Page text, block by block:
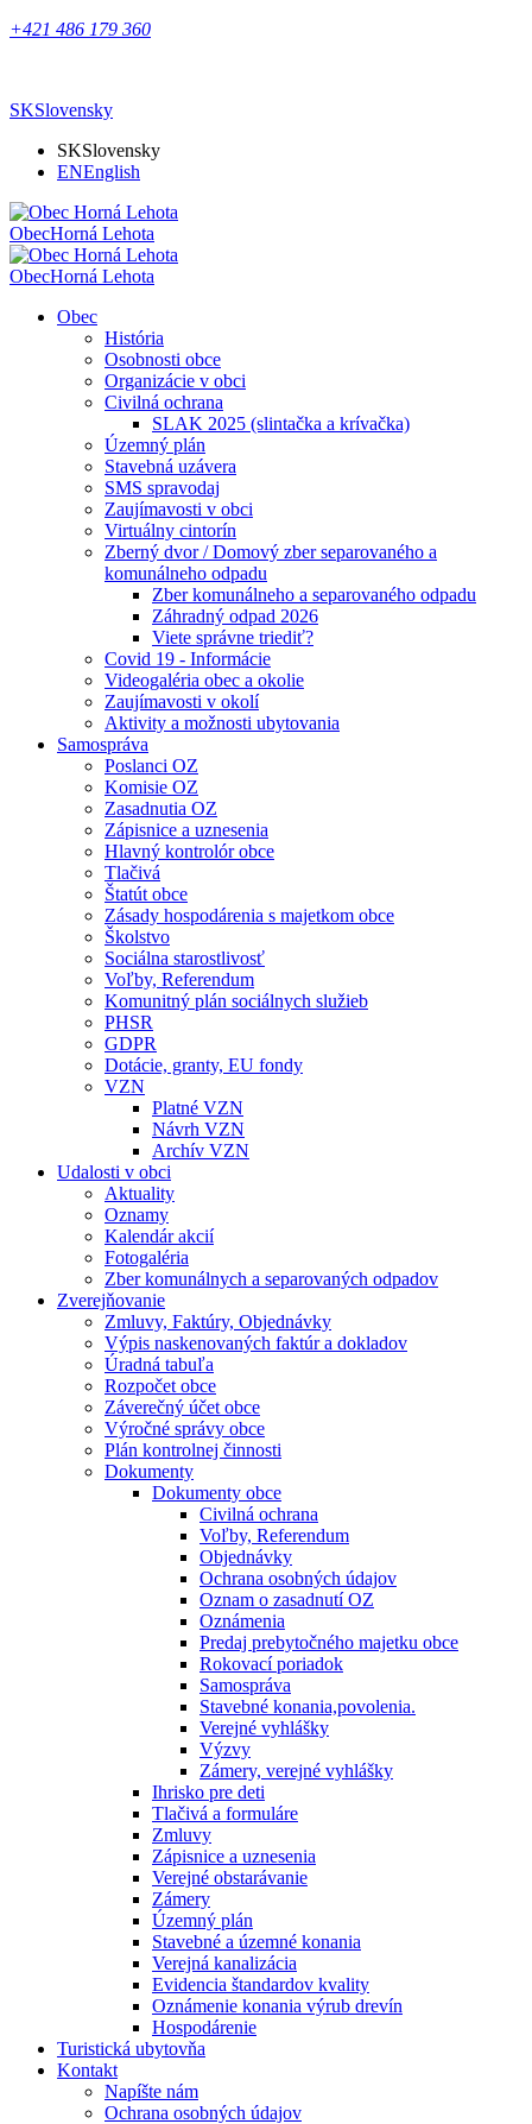
+421 486 179 360
SKSlovensky
SKSlovensky
ENEnglish
ObecHorná Lehota
ObecHorná Lehota
Obec
História
Osobnosti obce
Organizácie v obci
Civilná ochrana
SLAK 2025 (slintačka a krívačka)
Územný plán
Stavebná uzávera
SMS spravodaj
Zaujímavosti v obci
Virtuálny cintorín
Zberný dvor / Domový zber separovaného a
komunálneho odpadu
Zber komunálneho a separovaného odpadu
Záhradný odpad 2026
Viete správne triediť?
Covid 19 - Informácie
Videogaléria obec a okolie
Zaujímavosti v okolí
Aktivity a možnosti ubytovania
Samospráva
Poslanci OZ
Komisie OZ
Zasadnutia OZ
Zápisnice a uznesenia
Hlavný kontrolór obce
Tlačivá
Štatút obce
Zásady hospodárenia s majetkom obce
Školstvo
Sociálna starostlivosť
Voľby, Referendum
Komunitný plán sociálnych služieb
PHSR
GDPR
Dotácie, granty, EU fondy
VZN
Platné VZN
Návrh VZN
Archív VZN
Udalosti v obci
Aktuality
Oznamy
Kalendár akcií
Fotogaléria
Zber komunálnych a separovaných odpadov
Zverejňovanie
Zmluvy, Faktúry, Objednávky
Výpis naskenovaných faktúr a dokladov
Úradná tabuľa
Rozpočet obce
Záverečný účet obce
Výročné správy obce
Plán kontrolnej činnosti
Dokumenty
Dokumenty obce
Civilná ochrana
Voľby, Referendum
Objednávky
Ochrana osobných údajov
Oznam o zasadnutí OZ
Oznámenia
Predaj prebytočného majetku obce
Rokovací poriadok
Samospráva
Stavebné konania,povolenia.
Verejné vyhlášky
Výzvy
Zámery, verejné vyhlášky
Ihrisko pre deti
Tlačivá a formuláre
Zmluvy
Zápisnice a uznesenia
Verejné obstarávanie
Zámery
Územný plán
Stavebné a územné konania
Verejná kanalizácia
Evidencia štandardov kvality
Oznámenie konania výrub drevín
Hospodárenie
Turistická ubytovňa
Kontakt
Napíšte nám
Ochrana osobných údajov